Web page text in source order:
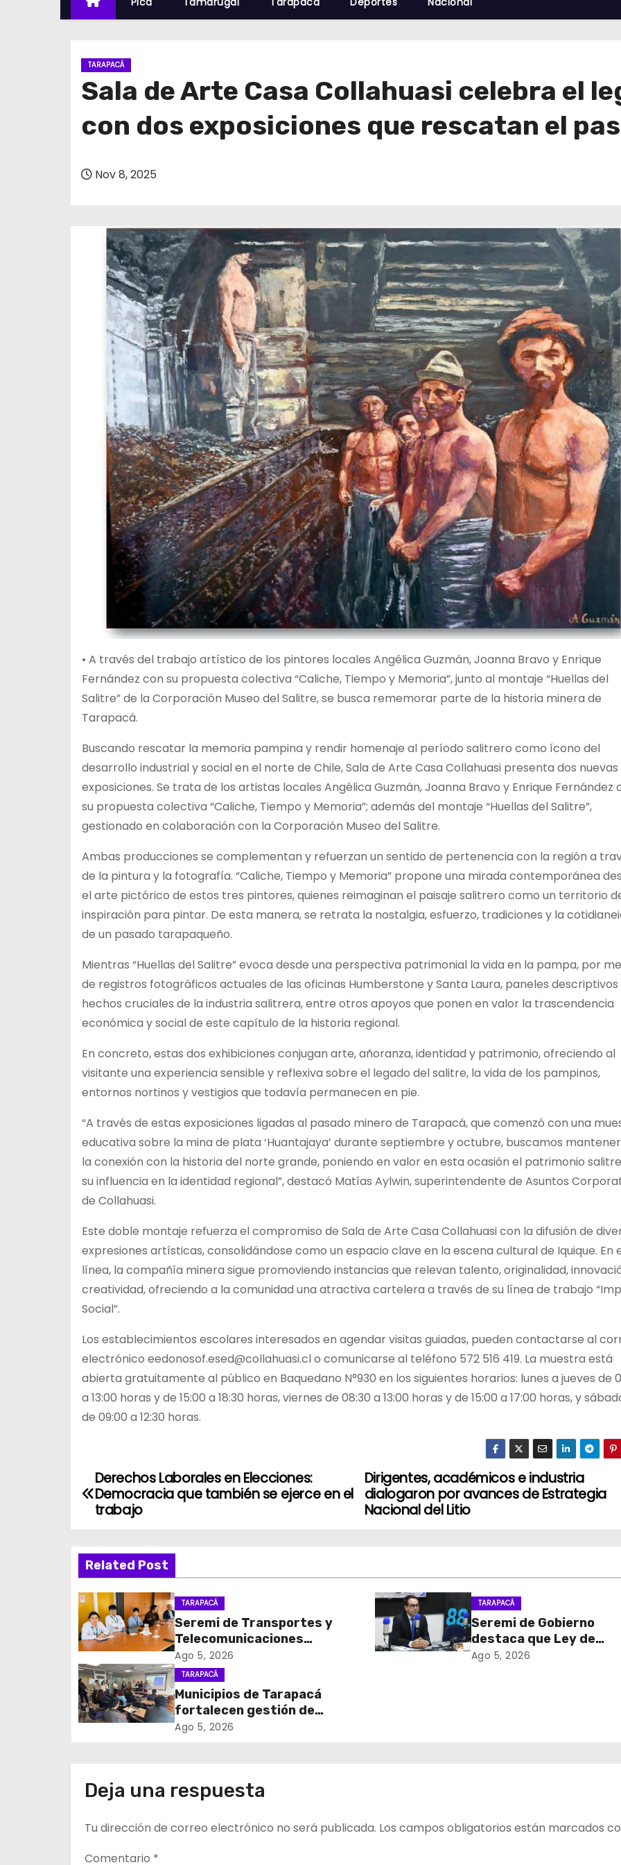
TARAPACÁ
Sala de Arte Casa Collahuasi celebra el
con dos exposiciones que rescatan el
Nov 8, 2025
• A través del trabajo artístico de los pintores locales Angélica Guzmán, Joanna Bravo y Enrique
Fernández con su propuesta colectiva “Caliche, Tiempo y Memoria”, junto al montaje “Huellas del
Salitre” de la Corporación Museo del Salitre, se busca rememorar parte de la historia minera de
Tarapacá.
Buscando rescatar la memoria pampina y rendir homenaje al período salitrero como ícono del
desarrollo industrial y social en el norte de Chile, Sala de Arte Casa Collahuasi presenta dos nuevas
exposiciones. Se trata de los artistas locales Angélica Guzmán, Joanna Bravo y Enrique Fernández
su propuesta colectiva “Caliche, Tiempo y Memoria”; además del montaje “Huellas del Salitre”,
gestionado en colaboración con la Corporación Museo del Salitre.
Ambas producciones se complementan y refuerzan un sentido de pertenencia con la región a
de la pintura y la fotografía. “Caliche, Tiempo y Memoria” propone una mirada contemporánea
el arte pictórico de estos tres pintores, quienes reimaginan el paisaje salitrero como un territorio
inspiración para pintar. De esta manera, se retrata la nostalgia, esfuerzo, tradiciones y la
de un pasado tarapaqueño.
Mientras “Huellas del Salitre” evoca desde una perspectiva patrimonial la vida en la pampa, por
de registros fotográficos actuales de las oficinas Humberstone y Santa Laura, paneles descriptivos
hechos cruciales de la industria salitrera, entre otros apoyos que ponen en valor la trascendencia
económica y social de este capítulo de la historia regional.
En concreto, estas dos exhibiciones conjugan arte, añoranza, identidad y patrimonio, ofreciendo al
visitante una experiencia sensible y reflexiva sobre el legado del salitre, la vida de los pampinos,
entornos nortinos y vestigios que todavía permanecen en pie.
“A través de estas exposiciones ligadas al pasado minero de Tarapacá, que comenzó con una
educativa sobre la mina de plata ‘Huantajaya’ durante septiembre y octubre, buscamos
la conexión con la historia del norte grande, poniendo en valor en esta ocasión el patrimonio
su influencia en la identidad regional”, destacó Matías Aylwin, superintendente de Asuntos
de Collahuasi.
Este doble montaje refuerza el compromiso de Sala de Arte Casa Collahuasi con la difusión de
expresiones artísticas, consolidándose como un espacio clave en la escena cultural de Iquique. En
línea, la compañía minera sigue promoviendo instancias que relevan talento, originalidad,
creatividad, ofreciendo a la comunidad una atractiva cartelera a través de su línea de trabajo
Social”.
Los establecimientos escolares interesados en agendar visitas guiadas, pueden contactarse al
electrónico eedonosof.esed@collahuasi.cl o comunicarse al teléfono 572 516 419. La muestra está
abierta gratuitamente al público en Baquedano N°930 en los siguientes horarios: lunes a jueves de
a 13:00 horas y de 15:00 a 18:30 horas, viernes de 08:30 a 13:00 horas y de 15:00 a 17:00 horas, y
de 09:00 a 12:30 horas.
N
e
g
a
c
i
ó
e
e
Dirigentes, académicos e industria
dialogaron por avances de Estrategia
Nacional del Litio
Derechos Laborales en Elecciones:
Democracia que también se ejerce en el
trabajo
Related Post
TARAPACÁ
Seremi de Transportes y
Telecomunicaciones
encabezó primera mesa de
coordinación para el retiro
de cables en desuso en
Iquique
Ago 5, 2026
TARAPACÁ
Seremi de Gobierno
destaca que Ley de
Reconstrucción Nacional
Ago 5, 2026
TARAPACÁ
Municipios de Tarapacá
fortalecen gestión de
subsidios de agua potable
Ago 5, 2026
Deja una respuesta
Tu dirección de correo electrónico no será publicada. Los campos obligatorios están marcados
Comentario *